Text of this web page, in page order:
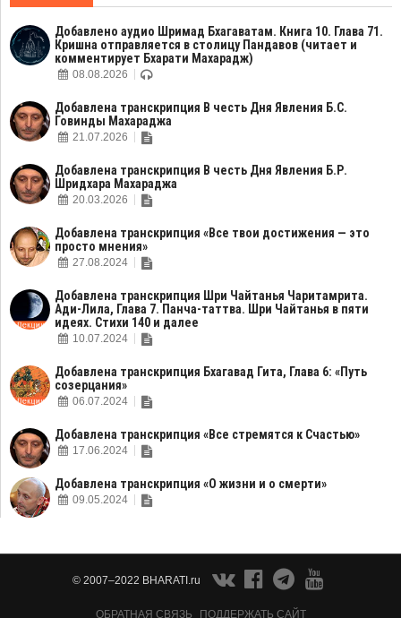
Добавлено аудио Шримад Бхагаватам. Книга 10. Глава 71.
Кришна отправляется в столицу Пандавов (читает и
комментирует Бхарати Махарадж)
08.08.2026
Добавлена транскрипция В честь Дня Явления Б.С.
Говинды Махараджа
21.07.2026
Добавлена транскрипция В честь Дня Явления Б.Р.
Шридхара Махараджа
20.03.2026
Добавлена транскрипция «Все твои достижения — это
просто мнения»
27.08.2024
Добавлена транскрипция Шри Чайтанья Чаритамрита.
Ади-Лила, Глава 7. Панча-таттва. Шри Чайтанья в пяти
идеях. Стихи 140 и далее
10.07.2024
Добавлена транскрипция Бхагавад Гита, Глава 6: «Путь
созерцания»
06.07.2024
Добавлена транскрипция «Все стремятся к Счастью»
17.06.2024
Добавлена транскрипция «О жизни и о смерти»
09.05.2024
© 2007–2022 BHARATI.ru
ОБРАТНАЯ СВЯЗЬ ПОДДЕРЖАТЬ САЙТ